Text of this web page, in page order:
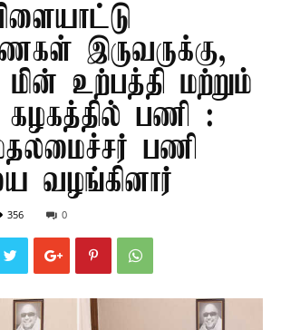
இருவருக்கு,
மின் உற்பத்தி மற்றும்
கழகத்தில் பணி :
பணி
356 0